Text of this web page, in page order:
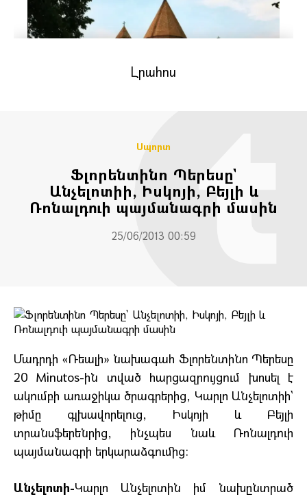
Սպորտ
Ֆլորենտինո Պերեսը`
Անչելոտիի, Իսկոյի, Բեյլի և
Ռոնալդուի պայմանագրի մասին
25/06/2013 00:59
Մադրդի «Ռեալի» նախագահ Ֆլորենտինո Պերեսը
20 Minutos-ին տված հարցազրույցում խոսել է
ակումբի առաջիկա ծրագրերից, Կարլո Անչելոտիի`
թիմը գլխավորելուց, Իսկոյի և Բեյլի
տրանսֆերենրից, ինչպես նաև Ռոնալդուի
պայմանագրի երկարաձգումից:
Անչելոտի-Կարլո Անչելոտին իմ նախընտրած